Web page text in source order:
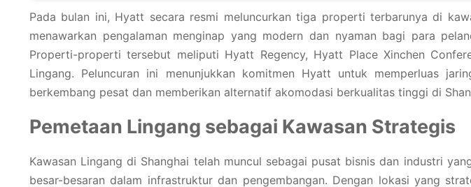
Pada bulan ini, Hyatt secara resmi meluncurkan tiga properti terbarunya di
menawarkan pengalaman menginap yang modern dan nyaman bagi para
Properti-properti tersebut meliputi Hyatt Regency, Hyatt Place Xinchen
Lingang. Peluncuran ini menunjukkan komitmen Hyatt untuk memperluas
berkembang pesat dan memberikan alternatif akomodasi berkualitas tinggi di
Pemetaan Lingang sebagai Kawasan Strategis
Kawasan Lingang di Shanghai telah muncul sebagai pusat bisnis dan industri
besar-besaran dalam infrastruktur dan pengembangan. Dengan lokasi yang